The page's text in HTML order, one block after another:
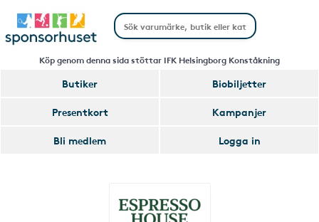
Köp genom denna sida stöttar IFK Helsingborg Konståkning
Butiker
Biobiljetter
Presentkort
Kampanjer
Bli medlem
Logga in